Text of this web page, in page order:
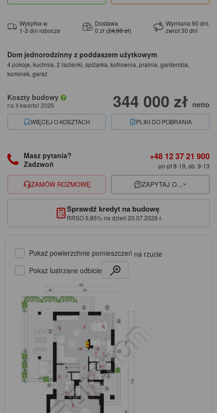
Dom jednorodzinny z poddaszem użytkowym
4 pokoje, kuchnia, 2 łazienki, spiżarka, kotłownia, pralnia, garderoba,
kominek, garaż
Koszty budowy
na II kwartał 2026 344 000 zł netto
WIĘCEJ O KOSZTACH PLIKI DO POBRANIA
Wysyłka w
1-3 dni robocze
Dostawa
0 zł (24,60 zł)
Wymiana 90 dni,
zwrot 30 dni
Masz pytania?
Zadzwoń
+48 12 37 21 900
pn-pt 8-19, sb. 9-13
ZAMÓW ROZMOWĘ ZAPYTAJ O...
Sprawdź kredyt na budowę
RRSO 5,85% na dzień 20.07.2026 r.
Pokaż powierzchnie pomieszczeń na rzucie
Pokaż lustrzane odbicie